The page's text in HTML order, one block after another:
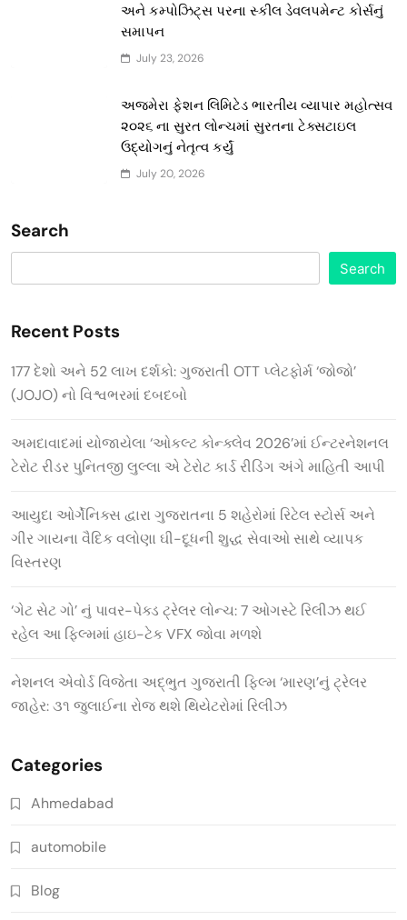
અને કમ્પોઝિટ્સ પરના સ્કીલ ડેવલપમેન્ટ કોર્સનું
સમાપન
July 23, 2026
અજમેરા ફેશન લિમિટેડ ભારતીય વ્યાપાર મહોત્સવ
૨૦૨૬ ના સુરત લોન્ચમાં સુરતના ટેક્સટાઇલ
ઉદ્યોગનું નેતૃત્વ કર્યું
July 20, 2026
Search
Search
Recent Posts
177 દેશો અને 52 લાખ દર્શકો: ગુજરાતી OTT પ્લેટફોર્મ ‘જોજો’
(JOJO) નો વિશ્વભરમાં દબદબો
અમદાવાદમાં યોજાયેલા ‘ઓકલ્ટ કોન્ક્લેવ 2026’માં ઈન્ટરનેશનલ
ટેરોટ રીડર પુનિતજી લુલ્લા એ ટેરોટ કાર્ડ રીડિંગ અંગે માહિતી આપી
આયુદા ઓર્ગેનિક્સ દ્વારા ગુજરાતના 5 શહેરોમાં રિટેલ સ્ટોર્સ અને
ગીર ગાયના વૈદિક વલોણા ઘી-દૂધની શુદ્ધ સેવાઓ સાથે વ્યાપક
વિસ્તરણ
‘ગેટ સેટ ગો’ નું પાવર-પેક્ડ ટ્રેલર લોન્ચ: 7 ઓગસ્ટે રિલીઝ થઈ
રહેલ આ ફિલ્મમાં હાઇ-ટેક VFX જોવા મળશે
નેશનલ એવોર્ડ વિજેતા અદ્ભુત ગુજરાતી ફિલ્મ ‘મારણ’નું ટ્રેલર
જાહેર: ૩૧ જુલાઈના રોજ થશે થિયેટરોમાં રિલીઝ
Categories
Ahmedabad
automobile
Blog